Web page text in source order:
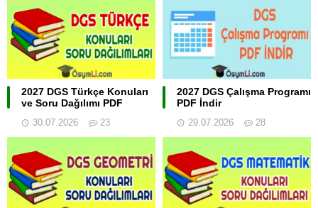
2027 DGS Türkçe Konuları
ve Soru Dağılımı PDF
30.07.2026 23
2027 DGS Çalışma Programı
PDF İndir
29.07.2026 28